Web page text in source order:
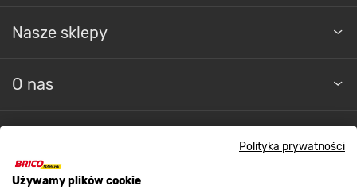
Polityka prywatności
Używamy plików cookie
Nasze sklepy
O nas